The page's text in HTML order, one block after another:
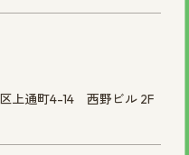
上通町4-14 西野ビル 2F